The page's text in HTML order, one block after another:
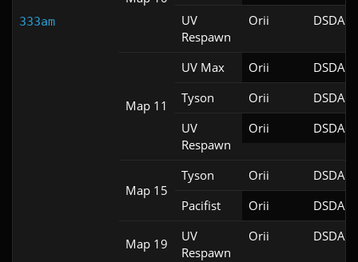
333am
UV
Respawn
Orii DSDA-
Map 11
UV Max Orii
DSDA-
Tyson
Orii
DSDA-
UV
Respawn
Orii DSDA-
Map 15
Tyson Orii
DSDA-
Pacifist
Orii DSDA-
Map 19
UV
Respawn
Orii DSDA-